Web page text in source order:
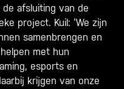
afsluiting van de
project. Kuil: ‘We zijn
samenbrengen en
met hun
esports en
krijgen van onze